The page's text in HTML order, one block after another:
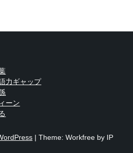
力ギャップ
ーン
| Theme: Workfree by IP